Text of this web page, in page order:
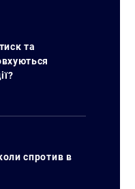
та
спротив в